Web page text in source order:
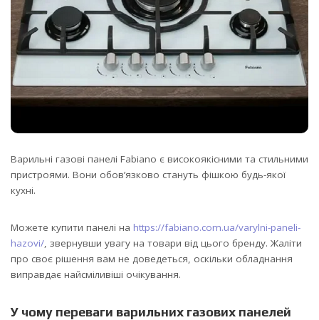
Варильні газові панелі Fabiano є високоякісними та стильними
пристроями. Вони обов’язково стануть фішкою будь-якої
кухні.
Можете купити панелі на https://fabiano.com.ua/varylni-paneli-
hazovi/, звернувши увагу на товари від цього бренду. Жаліти
про своє рішення вам не доведеться, оскільки обладнання
виправдає найсміливіші очікування.
У чому переваги варильних газових панелей